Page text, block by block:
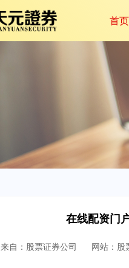
首页
在线配资门
来自：股票证券公司 网站：股